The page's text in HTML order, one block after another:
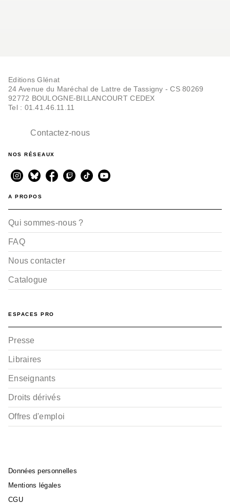
Editions Glénat
24 Avenue du Maréchal de Lattre de Tassigny - CS 80269
92772 BOULOGNE-BILLANCOURT CEDEX
Tel : 01.41.46.11.11
Contactez-nous
NOS RÉSEAUX
A PROPOS
Qui sommes-nous ?
FAQ
Nous contacter
Catalogue
ESPACES PRO
Presse
Libraires
Enseignants
Droits dérivés
Offres d'emploi
Données personnelles
Mentions légales
CGU